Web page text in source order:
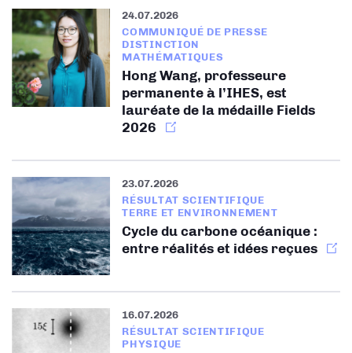
24.07.2026
COMMUNIQUÉ DE PRESSE
DISTINCTION
MATHÉMATIQUES
Hong Wang, professeure
permanente à l’IHES, est
lauréate de la médaille Fields
2026
23.07.2026
RÉSULTAT SCIENTIFIQUE
TERRE ET ENVIRONNEMENT
Cycle du carbone océanique :
entre réalités et idées reçues
16.07.2026
RÉSULTAT SCIENTIFIQUE
PHYSIQUE